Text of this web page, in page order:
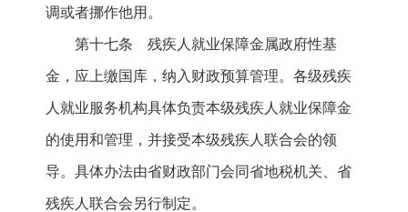
调或者挪作他用。
第十七条 残疾人就业保障金属政府性基
金，应上缴国库，纳入财政预算管理。各级残疾
人就业服务机构具体负责本级残疾人就业保障金
的使用和管理，并接受本级残疾人联合会的领
导。具体办法由省财政部门会同省地税机关、省
残疾人联合会另行制定。